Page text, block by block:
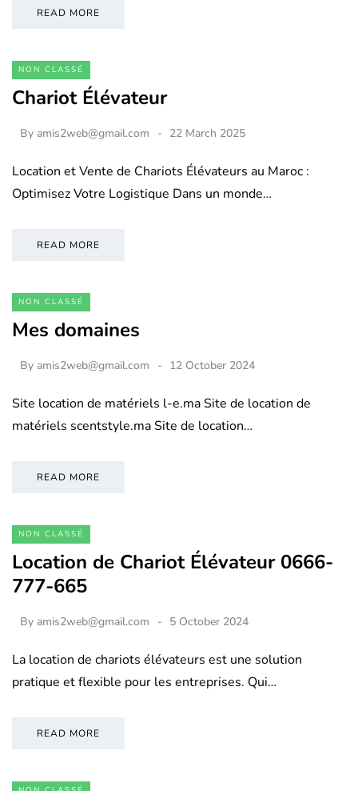
READ MORE
NON CLASSÉ
Chariot Élévateur
By amis2web@gmail.com 22 March 2025
Location et Vente de Chariots Élévateurs au Maroc :
Optimisez Votre Logistique Dans un monde…
READ MORE
NON CLASSÉ
Mes domaines
By amis2web@gmail.com 12 October 2024
Site location de matériels l-e.ma Site de location de
matériels scentstyle.ma Site de location…
READ MORE
NON CLASSÉ
Location de Chariot Élévateur 0666-
777-665
By amis2web@gmail.com 5 October 2024
La location de chariots élévateurs est une solution
pratique et flexible pour les entreprises. Qui…
READ MORE